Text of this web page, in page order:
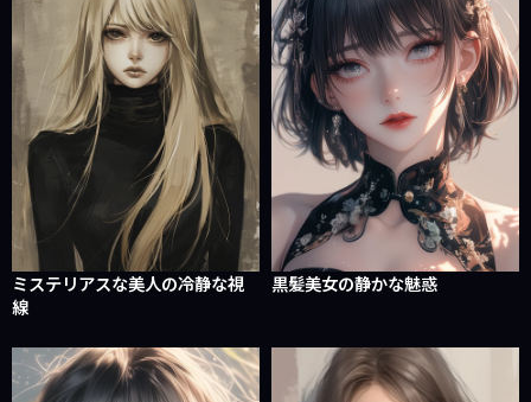
ミステリアスな美人の冷静な視
線
黒髪美女の静かな魅惑